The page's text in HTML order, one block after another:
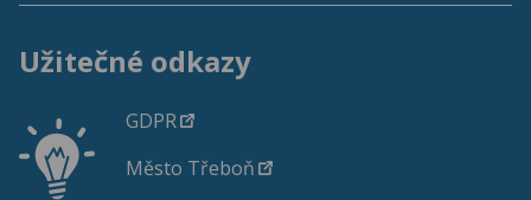
Užitečné odkazy
GDPR
Město Třeboň